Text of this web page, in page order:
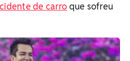
de carro que sofreu